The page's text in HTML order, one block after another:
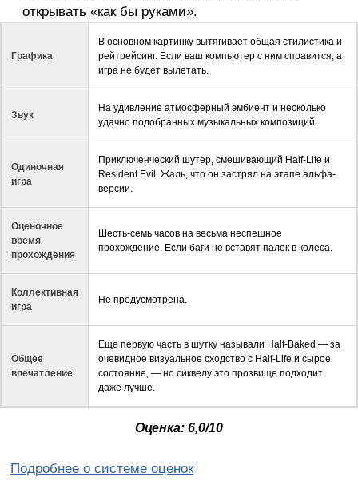
открывать «как бы руками».
Графика
В основном картинку вытягивает общая стилистика и
рейтрейсинг. Если ваш компьютер с ним справится, а
игра не будет вылетать.
Звук
На удивление атмосферный эмбиент и несколько
удачно подобранных музыкальных композиций.
Одиночная
игра
Приключенческий шутер, смешивающий Half-Life и
Resident Evil. Жаль, что он застрял на этапе альфа-
версии.
Оценочное
время
прохождения
Шесть-семь часов на весьма неспешное
прохождение. Если баги не вставят палок в колеса.
Коллективная
игра
Не предусмотрена.
Общее
впечатление
Еще первую часть в шутку называли Half-Baked — за
очевидное визуальное сходство с Half-Life и сырое
состояние, — но сиквелу это прозвище подходит
даже лучше.
Оценка: 6,0/10
Подробнее о системе оценок